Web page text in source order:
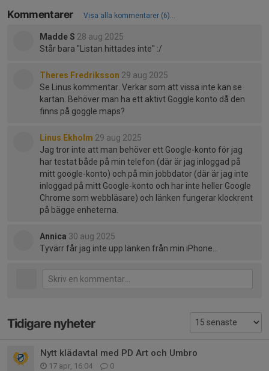
Kommentarer Visa alla kommentarer (6)...
Madde S 28 aug 2025
Står bara "Listan hittades inte" :/
Theres Fredriksson 29 aug 2025
Se Linus kommentar. Verkar som att vissa inte kan se
kartan. Behöver man ha ett aktivt Goggle konto då den
finns på goggle maps?
Linus Ekholm 29 aug 2025
Jag tror inte att man behöver ett Google-konto för jag
har testat både på min telefon (där är jag inloggad på
mitt google-konto) och på min jobbdator (där är jag inte
inloggad på mitt Google-konto och har inte heller Google
Chrome som webbläsare) och länken fungerar klockrent
på bägge enheterna.
Annica 30 aug 2025
Tyvärr får jag inte upp länken från min iPhone…
Tidigare nyheter
Nytt klädavtal med PD Art och Umbro
17 apr, 16:04 0